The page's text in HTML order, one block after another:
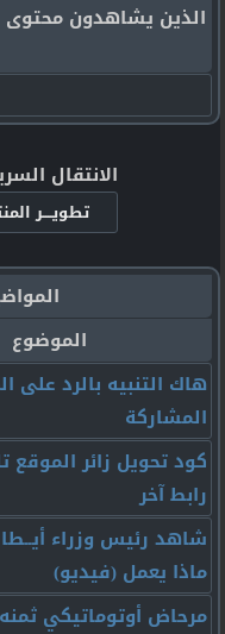
الذين يشاهدون محتوى
الانتقال
الموضوع
هاك التنبيه بالرد على
المشاركة
كود تحويل زائر الموقع
رابط آخر
شاهد رئيس وزراء
ماذا يعمل (فيديو)